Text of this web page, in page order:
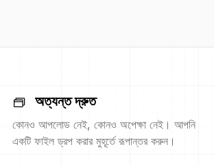
অত্যন্ত দ্রুত
কোনও আপলোড নেই, কোনও অপেক্ষা নেই। আপনি
একটি ফাইল ড্রপ করার মুহূর্তে রূপান্তর করুন।